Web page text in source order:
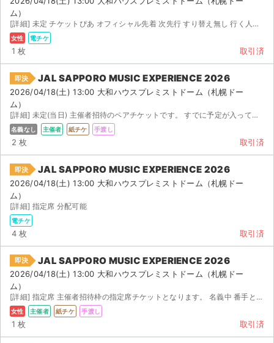
ム）
[詳細] 未定 チケットぴあ オフィシャル先着 次先行 すり替え無し 行く人数が変更になったためこち...
女性 電チケ
1 枚 取引済
即決 JAL SAPPORO MUSIC EXPERIENCE 2026
2026/04/18(土) 13:00 大和ハウスプレミストドーム（札幌ドー
ム）
[詳細] 未定(当日) 主催者招待のペアチケットです。 すでに予定が入って途中までしか参加参加できないた...
名義なし 主催者 紙チケ 手渡し
2 枚 取引済
即決 JAL SAPPORO MUSIC EXPERIENCE 2026
2026/04/18(土) 13:00 大和ハウスプレミストドーム（札幌ドー
ム）
[詳細] 指定席 分配可能
電チケ
4 枚 取引済
即決 JAL SAPPORO MUSIC EXPERIENCE 2026
2026/04/18(土) 13:00 大和ハウスプレミストドーム（札幌ドー
ム）
[詳細] 指定席 主催者招待枠の指定席チケットとなります。 名義中 番手となります。 : ～ ...
女性 主催者 紙チケ 手渡し
1 枚 取引済